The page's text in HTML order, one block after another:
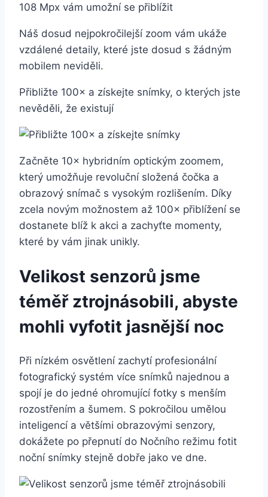
108 Mpx vám umožní se přiblížit
Náš dosud nejpokročilejší zoom vám ukáže
vzdálené detaily, které jste dosud s žádným
mobilem neviděli.
Přibližte 100× a získejte snímky, o kterých jste
nevěděli, že existují
Začněte 10× hybridním optickým zoomem,
který umožňuje revoluční složená čočka a
obrazový snímač s vysokým rozlišením. Díky
zcela novým možnostem až 100× přiblížení se
dostanete blíž k akci a zachyťte momenty,
které by vám jinak unikly.
Velikost senzorů jsme
téměř ztrojnásobili, abyste
mohli vyfotit jasnější noc
Při nízkém osvětlení zachytí profesionální
fotografický systém více snímků najednou a
spojí je do jedné ohromující fotky s menším
rozostřením a šumem. S pokročilou umělou
inteligencí a většími obrazovými senzory,
dokážete po přepnutí do Nočního režimu fotit
noční snímky stejně dobře jako ve dne.